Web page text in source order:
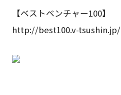
【ベストベンチャー100】
http://best100.v-tsushin.jp/